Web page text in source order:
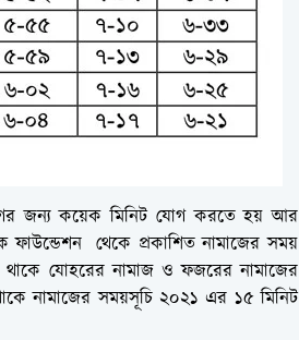
জন্য কয়েক মিনিট যোগ করতে হয় আর
ফাউন্ডেশন থেকে প্রকাশিত নামাজের সময়
যোহরের নামাজ ও ফজরের নামাজের
নামাজের সময়সূচি ২০২১ এর ১৫ মিনিট